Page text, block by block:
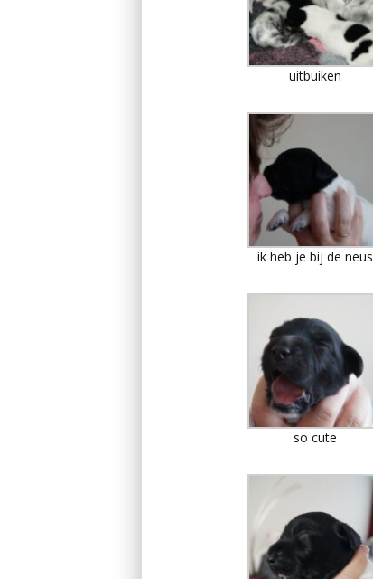
uitbuiken
ik heb je bij de neus
so cute